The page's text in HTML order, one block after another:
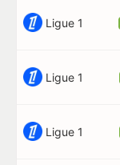
Ligue 1
Ligue 1
Ligue 1